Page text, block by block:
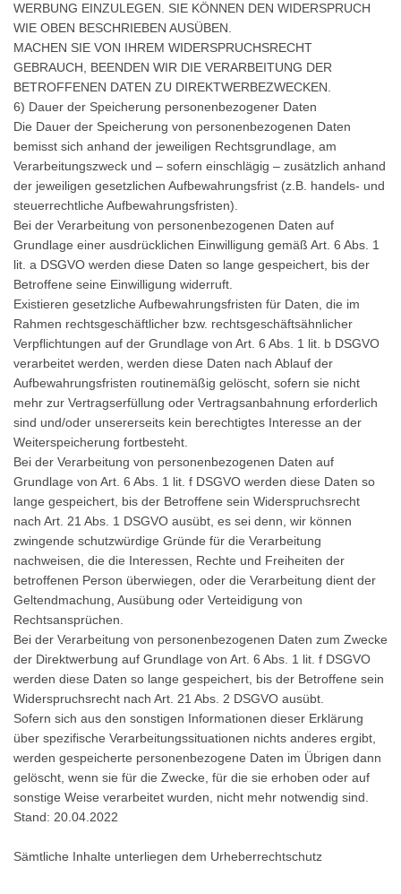
WERBUNG EINZULEGEN. SIE KÖNNEN DEN WIDERSPRUCH
WIE OBEN BESCHRIEBEN AUSÜBEN.
MACHEN SIE VON IHREM WIDERSPRUCHSRECHT
GEBRAUCH, BEENDEN WIR DIE VERARBEITUNG DER
BETROFFENEN DATEN ZU DIREKTWERBEZWECKEN.
6) Dauer der Speicherung personenbezogener Daten
Die Dauer der Speicherung von personenbezogenen Daten
bemisst sich anhand der jeweiligen Rechtsgrundlage, am
Verarbeitungszweck und – sofern einschlägig – zusätzlich anhand
der jeweiligen gesetzlichen Aufbewahrungsfrist (z.B. handels- und
steuerrechtliche Aufbewahrungsfristen).
Bei der Verarbeitung von personenbezogenen Daten auf
Grundlage einer ausdrücklichen Einwilligung gemäß Art. 6 Abs. 1
lit. a DSGVO werden diese Daten so lange gespeichert, bis der
Betroffene seine Einwilligung widerruft.
Existieren gesetzliche Aufbewahrungsfristen für Daten, die im
Rahmen rechtsgeschäftlicher bzw. rechtsgeschäftsähnlicher
Verpflichtungen auf der Grundlage von Art. 6 Abs. 1 lit. b DSGVO
verarbeitet werden, werden diese Daten nach Ablauf der
Aufbewahrungsfristen routinemäßig gelöscht, sofern sie nicht
mehr zur Vertragserfüllung oder Vertragsanbahnung erforderlich
sind und/oder unsererseits kein berechtigtes Interesse an der
Weiterspeicherung fortbesteht.
Bei der Verarbeitung von personenbezogenen Daten auf
Grundlage von Art. 6 Abs. 1 lit. f DSGVO werden diese Daten so
lange gespeichert, bis der Betroffene sein Widerspruchsrecht
nach Art. 21 Abs. 1 DSGVO ausübt, es sei denn, wir können
zwingende schutzwürdige Gründe für die Verarbeitung
nachweisen, die die Interessen, Rechte und Freiheiten der
betroffenen Person überwiegen, oder die Verarbeitung dient der
Geltendmachung, Ausübung oder Verteidigung von
Rechtsansprüchen.
Bei der Verarbeitung von personenbezogenen Daten zum Zwecke
der Direktwerbung auf Grundlage von Art. 6 Abs. 1 lit. f DSGVO
werden diese Daten so lange gespeichert, bis der Betroffene sein
Widerspruchsrecht nach Art. 21 Abs. 2 DSGVO ausübt.
Sofern sich aus den sonstigen Informationen dieser Erklärung
über spezifische Verarbeitungssituationen nichts anderes ergibt,
werden gespeicherte personenbezogene Daten im Übrigen dann
gelöscht, wenn sie für die Zwecke, für die sie erhoben oder auf
sonstige Weise verarbeitet wurden, nicht mehr notwendig sind.
Stand: 20.04.2022
Sämtliche Inhalte unterliegen dem Urheberrechtschutz